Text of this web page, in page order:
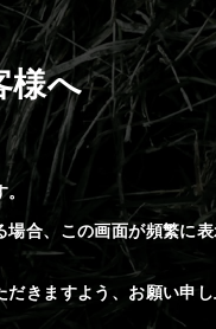
様へ
合、この画面が頻繁に表
きますよう、お願い申し